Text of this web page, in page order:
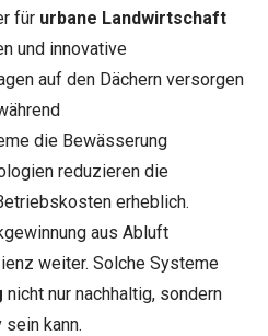
für urbane Landwirtschaft
und innovative
auf den Dächern versorgen
die Bewässerung
reduzieren die
erheblich.
aus Abluft
weiter. Solche Systeme
nicht nur nachhaltig, sondern
kann.